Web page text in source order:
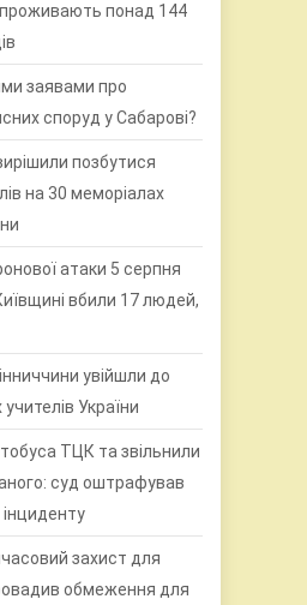
проживають понад 144
заявами про
споруд у Сабарові?
позбутися
на 30 меморіалах
атаки 5 серпня
вбили 17 людей,
увійшли до
України
ТЦК та звільнили
суд оштрафував
інциденту
захист для
обмеження для